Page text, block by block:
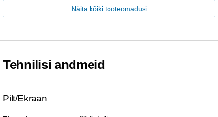
Näita kõiki tooteomadusi
Tehnilisi andmeid
Pilt/Ekraan